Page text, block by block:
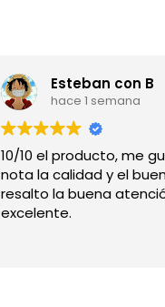
Esteban con B
hace 1 semana
10/10 el producto, me
nota la calidad y el
resalto la buena
excelente.